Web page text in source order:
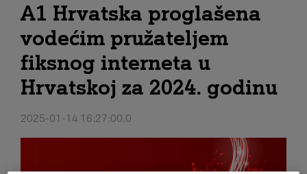
A1 Hrvatska proglašena
vodećim pružateljem
fiksnog interneta u
Hrvatskoj za 2024. godinu
2025-01-14 16:27:00.0